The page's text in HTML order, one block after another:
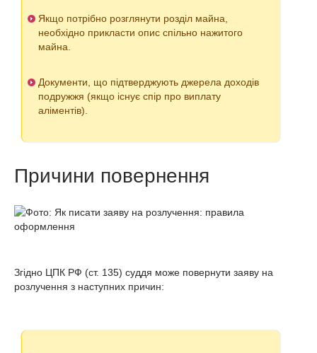
Якщо потрібно розглянути розділ майна,
необхідно прикласти опис спільно нажитого
майна.
Документи, що підтверджують джерела доходів
подружжя (якщо існує спір про виплату
аліментів).
Причини повернення
Згідно ЦПК РФ (ст. 135) суддя може повернути заяву на
розлучення з наступних причин: